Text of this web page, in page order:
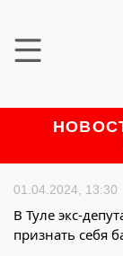
01.04.2024, 13:30
В Туле экс-
признать себя